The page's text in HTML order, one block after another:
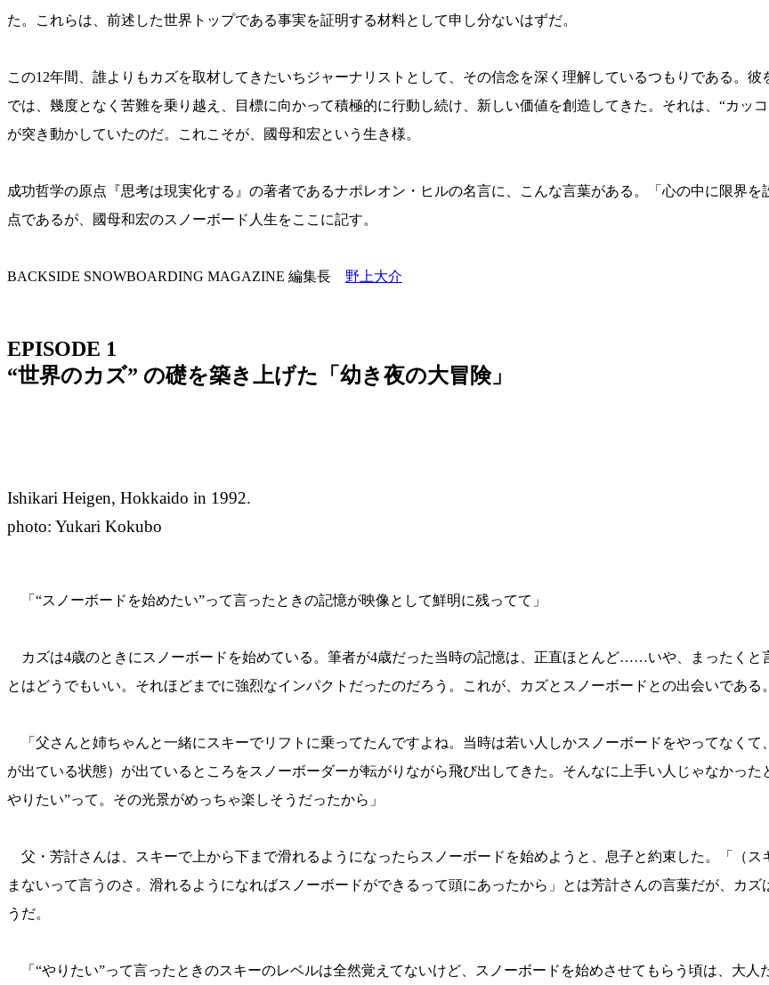
た。これらは、前述した世界トップである事実を証明する材料として申し分ないはずだ。
この12年間、誰よりもカズを取材してきたいちジャーナリストとして、その信念を深く理解しているつもりである。
では、幾度となく苦難を乗り越え、目標に向かって積極的に行動し続け、新しい価値を創造してきた。それは、“カッ
が突き動かしていたのだ。これこそが、國母和宏という生き様。
成功哲学の原点『思考は現実化する』の著者であるナポレオン・ヒルの名言に、こんな言葉がある。「心の中に限界
点であるが、國母和宏のスノーボード人生をここに記す。
BACKSIDE SNOWBOARDING MAGAZINE 編集長 野上大介
EPISODE 1
“世界のカズ” の礎を築き上げた「幼き夜の大冒険」
Ishikari Heigen, Hokkaido in 1992.
photo: Yukari Kokubo
「“スノーボードを始めたい”って言ったときの記憶が映像として鮮明に残ってて」
カズは4歳のときにスノーボードを始めている。筆者が4歳だった当時の記憶は、正直ほとんど……いや、まったくと
とはどうでもいい。それほどまでに強烈なインパクトだったのだろう。これが、カズとスノーボードとの出会いである。
「父さんと姉ちゃんと一緒にスキーでリフトに乗ってたんですよね。当時は若い人しかスノーボードをやってなく
が出ている状態）が出ているところをスノーボーダーが転がりながら飛び出してきた。そんなに上手い人じゃなかっ
やりたい”って。その光景がめっちゃ楽しそうだったから」
父・芳計さんは、スキーで上から下まで滑れるようになったらスノーボードを始めようと、息子と約束した。「（
まないって言うのさ。滑れるようになればスノーボードができるって頭にあったから」とは芳計さんの言葉だが、カ
うだ。
「“やりたい”って言ったときのスキーのレベルは全然覚えてないけど、スノーボードを始めさせてもらう頃は、大